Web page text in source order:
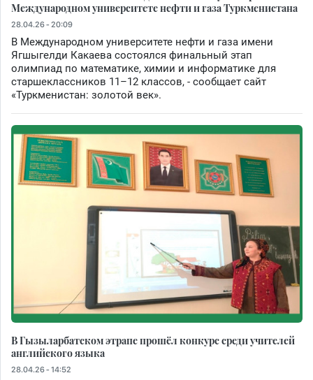
Международном университете нефти и газа Туркменистана
28.04.26 - 20:09
В Международном университете нефти и газа имени
Ягшыгелди Какаева состоялся финальный этап
олимпиад по математике, химии и информатике для
старшеклассников 11–12 классов, - сообщает сайт
«Туркменистан: золотой век».
В Гызыларбатском этрапе прошёл конкурс среди учителей
английского языка
28.04.26 - 14:52